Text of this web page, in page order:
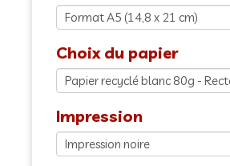
Choix du papier
Impression